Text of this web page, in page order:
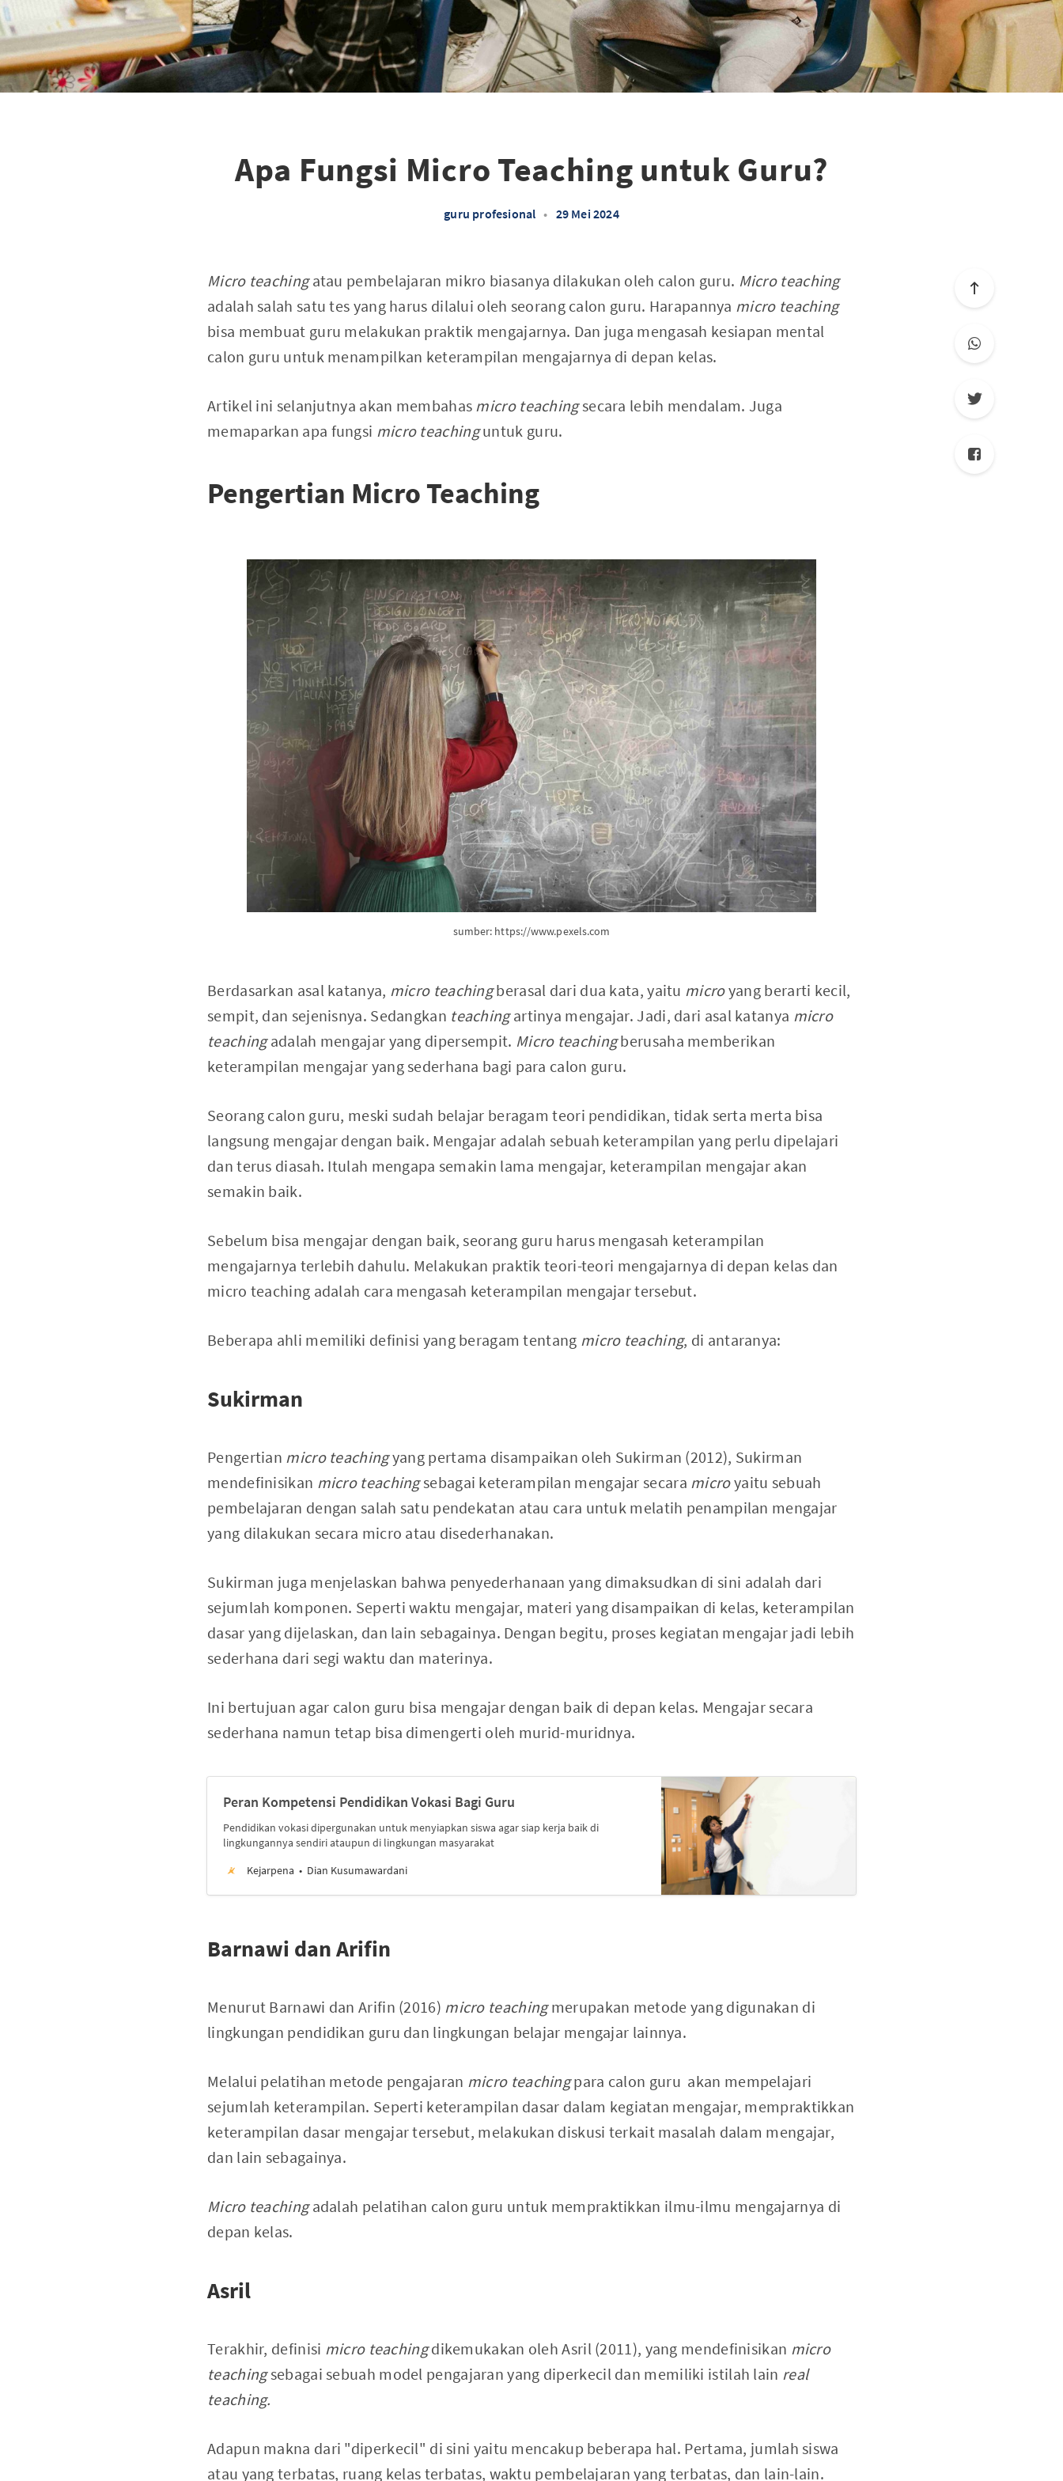
Apa Fungsi Micro Teaching untuk Guru?
guru profesional • 29 Mei 2024
Micro teachingatau pembelajaran mikro biasanya dilakukan oleh calon guru. Micro teaching
adalah salah satu tes yang harus dilalui oleh seorang calon guru. Harapannya micro teaching
bisa membuat guru melakukan praktik mengajarnya. Dan juga mengasah kesiapan mental
calon guru untuk menampilkan keterampilan mengajarnya di depan kelas.
Artikel ini selanjutnya akan membahas micro teachingsecara lebih mendalam. Juga
memaparkan apa fungsi micro teachinguntuk guru.
Pengertian Micro Teaching
sumber: https://www.pexels.com
Berdasarkan asal katanya, micro teachingberasal dari dua kata, yaitu microyang berarti kecil,
sempit, dan sejenisnya. Sedangkan teachingartinya mengajar. Jadi, dari asal katanya micro
teachingadalah mengajar yang dipersempit. Micro teachingberusaha memberikan
keterampilan mengajar yang sederhana bagi para calon guru.
Seorang calon guru, meski sudah belajar beragam teori pendidikan, tidak serta merta bisa
langsung mengajar dengan baik. Mengajar adalah sebuah keterampilan yang perlu dipelajari
dan terus diasah. Itulah mengapa semakin lama mengajar, keterampilan mengajar akan
semakin baik.
Sebelum bisa mengajar dengan baik, seorang guru harus mengasah keterampilan
mengajarnya terlebih dahulu. Melakukan praktik teori-teori mengajarnya di depan kelas dan
micro teaching adalah cara mengasah keterampilan mengajar tersebut.
Beberapa ahli memiliki definisi yang beragam tentang micro teaching, di antaranya:
Sukirman
Pengertian micro teachingyang pertama disampaikan oleh Sukirman (2012), Sukirman
mendefinisikan micro teachingsebagai keterampilan mengajar secara microyaitu sebuah
pembelajaran dengan salah satu pendekatan atau cara untuk melatih penampilan mengajar
yang dilakukan secara micro atau disederhanakan.
Sukirman juga menjelaskan bahwa penyederhanaan yang dimaksudkan di sini adalah dari
sejumlah komponen. Seperti waktu mengajar, materi yang disampaikan di kelas, keterampilan
dasar yang dijelaskan, dan lain sebagainya. Dengan begitu, proses kegiatan mengajar jadi lebih
sederhana dari segi waktu dan materinya.
Ini bertujuan agar calon guru bisa mengajar dengan baik di depan kelas. Mengajar secara
sederhana namun tetap bisa dimengerti oleh murid-muridnya.
Peran Kompetensi Pendidikan Vokasi Bagi Guru
Pendidikan vokasi dipergunakan untuk menyiapkan siswa agar siap kerja baik di
lingkungannya sendiri ataupun di lingkungan masyarakat
Kejarpena
Dian Kusumawardani
Barnawi dan Arifin
Menurut Barnawi dan Arifin (2016) micro teachingmerupakan metode yang digunakan di
lingkungan pendidikan guru dan lingkungan belajar mengajar lainnya.
Melalui pelatihan metode pengajaran micro teachingpara calon guru akan mempelajari
sejumlah keterampilan. Seperti keterampilan dasar dalam kegiatan mengajar, mempraktikkan
keterampilan dasar mengajar tersebut, melakukan diskusi terkait masalah dalam mengajar,
dan lain sebagainya.
Micro teachingadalah pelatihan calon guru untuk mempraktikkan ilmu-ilmu mengajarnya di
depan kelas.
Asril
Terakhir, definisi micro teachingdikemukakan oleh Asril (2011), yang mendefinisikan micro
teachingsebagai sebuah model pengajaran yang diperkecil dan memiliki istilah lain real
teaching.
Adapun makna dari "diperkecil" di sini yaitu mencakup beberapa hal. Pertama, jumlah siswa
atau yang terbatas, ruang kelas terbatas, waktu pembelajaran yang terbatas, dan lain-lain.